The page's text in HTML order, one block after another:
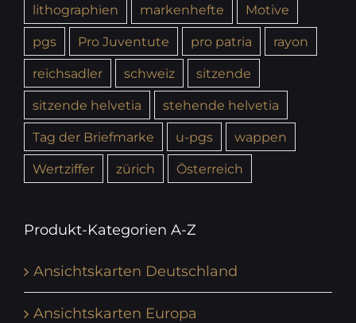
lithographien
markenhefte
Motive
pgs
Pro Juventute pro patria
rayon
reichsadler
schweiz
sitzende
sitzende helvetia
stehende helvetia
Tag der Briefmarke
u-pgs
wappen
Wertziffer
zürich Österreich
Produkt-Kategorien A-Z
Ansichtskarten Deutschland
Ansichtskarten Europa